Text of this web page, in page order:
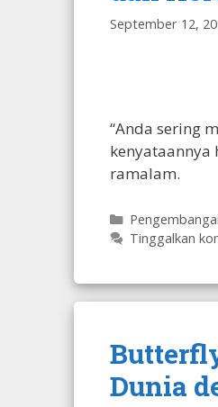
September 12,
“Anda sering
kenyataannya
ramalam.
Kategori
Tinggalkan
Dunia